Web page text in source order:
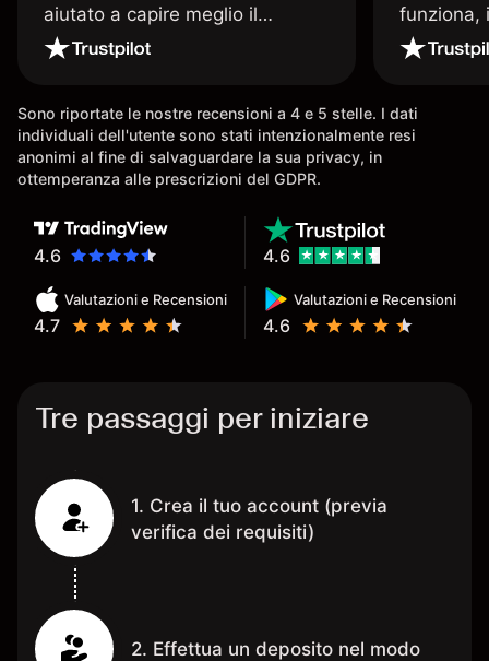
aiutato a capire meglio il
trading. La consiglio a chi parte
senza esperienza.
funziona,
Davide e'
spiega
Sono riportate le nostre recensioni a 4 e 5 stelle. I dati
individuali dell'utente sono stati intenzionalmente resi
anonimi al fine di salvaguardare la sua privacy, in
ottemperanza alle prescrizioni del GDPR.
4.6
Valutazioni e Recensioni
4.7
Valutazioni e Recensioni
4.6
4.6
Tre passaggi per iniziare
1. Crea il tuo account (previa
verifica dei requisiti)
2. Effettua un deposito nel modo